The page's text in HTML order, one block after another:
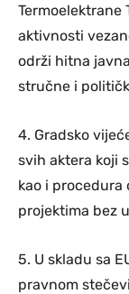
Termoelektrane
aktivnosti
održi hitna
stručne i
4. Gradsko
svih aktera koji
kao i procedura
projektima bez
5. U skladu sa
pravnom